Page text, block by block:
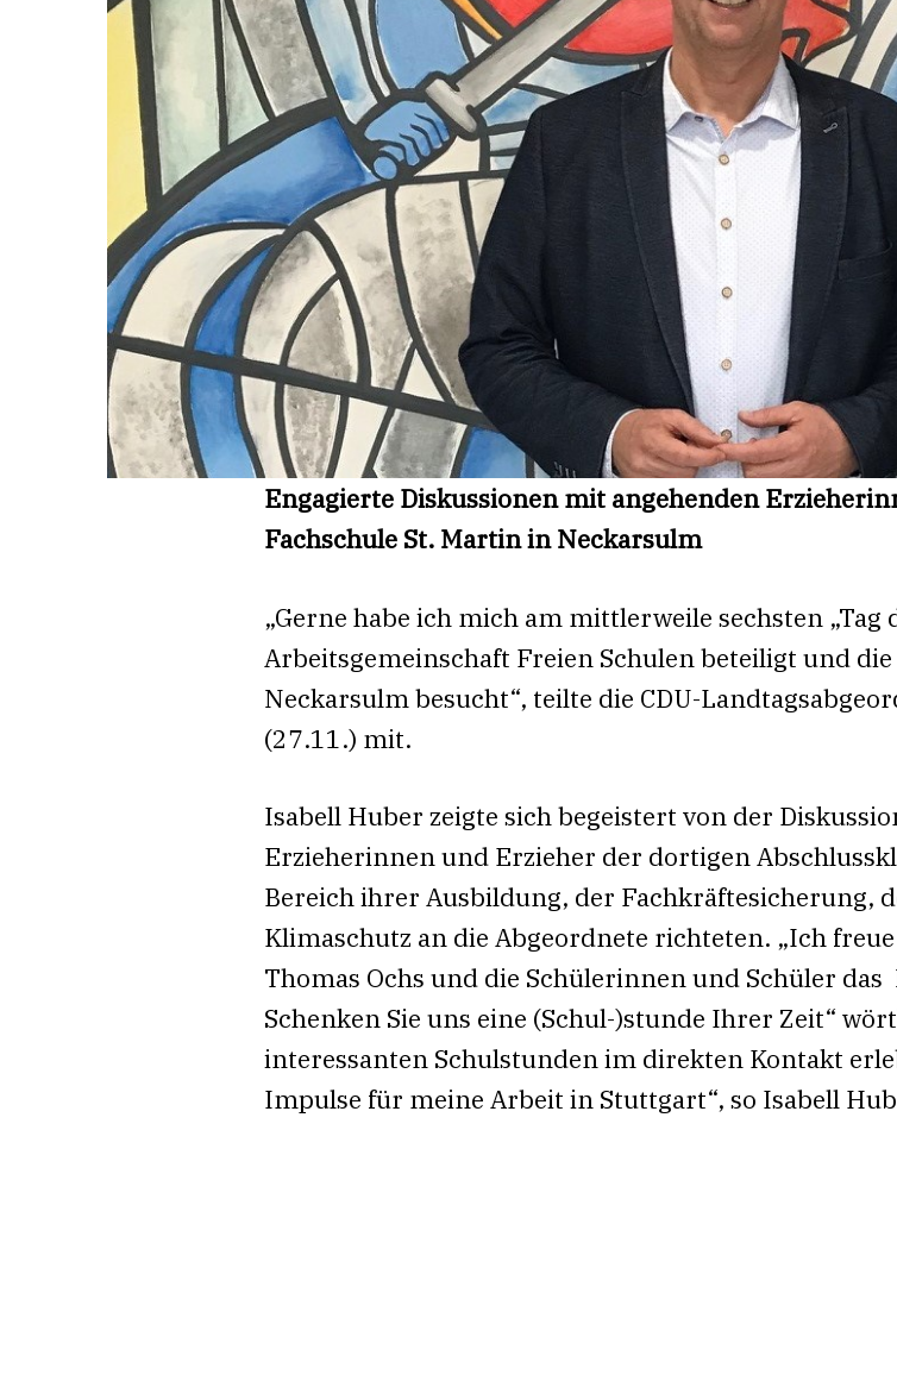
Engagierte Diskussionen mit angehenden
Fachschule St. Martin in Neckarsulm
„Gerne habe ich mich am mittlerweile sechsten „Tag
Arbeitsgemeinschaft Freien Schulen beteiligt und
Neckarsulm besucht“, teilte die CDU-
(27.11.) mit.
Isabell Huber zeigte sich begeistert von der
Erzieherinnen und Erzieher der dortigen
Bereich ihrer Ausbildung, der Fachkräftesicherung,
Klimaschutz an die Abgeordnete richteten. „Ich
Thomas Ochs und die Schülerinnen und Schüler das
Schenken Sie uns eine (Schul-)stunde Ihrer Zeit“
interessanten Schulstunden im direkten Kontakt
Impulse für meine Arbeit in Stuttgart“, so Isabell